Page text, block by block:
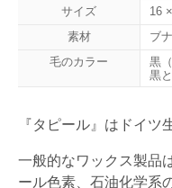
サイズ
16
素材
ブ
毛のカラー
黒
黒
『タピール』はドイツ
一般的なワックス製品
ール色素、石油化学系